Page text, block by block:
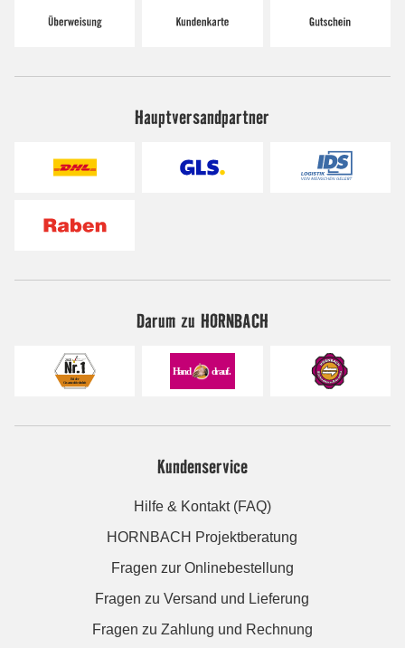
Hauptversandpartner
Darum zu HORNBACH
Kundenservice
Hilfe & Kontakt (FAQ)
HORNBACH Projektberatung
Fragen zur Onlinebestellung
Fragen zu Versand und Lieferung
Fragen zu Zahlung und Rechnung